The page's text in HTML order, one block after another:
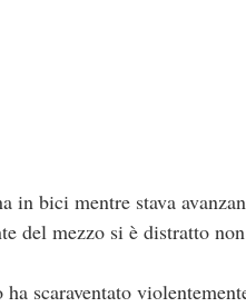
in bici mentre stava
del mezzo si è distratto
ha scaraventato